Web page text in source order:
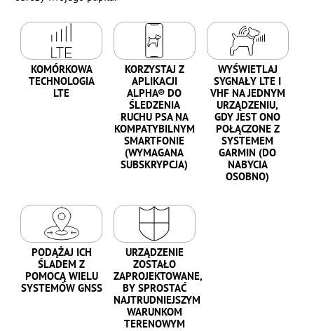
KOMÓRKOWA
TECHNOLOGIA
LTE
KORZYSTAJ Z
APLIKACJI
ALPHA® DO
ŚLEDZENIA
RUCHU PSA NA
KOMPATYBILNYM
SMARTFONIE
(WYMAGANA
SUBSKRYPCJA)
WYŚWIETLAJ
SYGNAŁY LTE I
VHF NA JEDNYM
URZĄDZENIU,
GDY JEST ONO
POŁĄCZONE Z
SYSTEMEM
GARMIN (DO
NABYCIA
OSOBNO)
PODĄŻAJ ICH
ŚLADEM Z
POMOCĄ WIELU
SYSTEMÓW GNSS
URZĄDZENIE
ZOSTAŁO
ZAPROJEKTOWANE,
BY SPROSTAĆ
NAJTRUDNIEJSZYM
WARUNKOM
TERENOWYM